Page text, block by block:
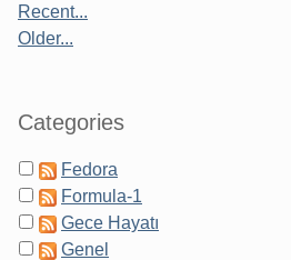
Recent...
Older...
Categories
Fedora
Formula-1
Gece Hayatı
Genel